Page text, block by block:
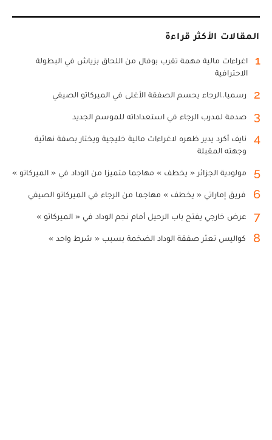
المقالات الأكثر قراءة
1
اغراءات مالية مهمة تقرب بوفال من اللحاق بزياش في البطولة
الاحترافية
2 رسميا..الرجاء يحسم الصفقة الأغلى في الميركاتو الصيفي
3 صدمة لمدرب الرجاء في استعداداته للموسم الجديد
4
نايف أكرد يدير ظهره لاغراءات مالية خليجية ويختار بصفة نهائية
وجهته المقبلة
5 مولودية الجزائر « يخطف » مهاجما متميزا من الوداد في « الميركاتو »
6 فريق إماراتي « يخطف » مهاجما من الرجاء في الميركاتو الصيفي
7 عرض خارجي يفتح باب الرحيل أمام نجم الوداد في « الميركاتو »
8 كواليس تعثر صفقة الوداد الضخمة بسبب « شرط واحد »